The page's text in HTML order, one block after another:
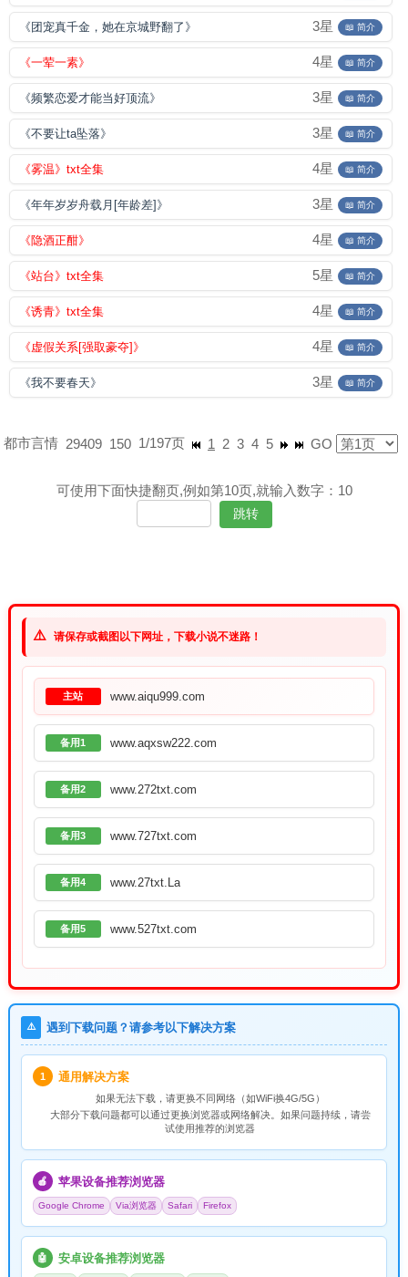
《团宠真千金，她在京城野翻了》 3星 📖 简介
《一荤一素》 4星 📖 简介
《频繁恋爱才能当好顶流》 3星 📖 简介
《不要让ta坠落》 3星 📖 简介
《雾温》txt全集 4星 📖 简介
《年年岁岁舟载月[年龄差]》 3星 📖 简介
《隐酒正酣》 4星 📖 简介
《站台》txt全集 5星 📖 简介
《诱青》txt全集 4星 📖 简介
《虚假关系[强取豪夺]》 4星 📖 简介
《我不要春天》 3星 📖 简介
都市言情 29409 150 1/197页 1 2 3 4 5 GO
可使用下面快捷翻页,例如第10页,就输入数字：10
⚠️ 请保存或截图以下网址，下载小说不迷路！
主站 www.aiqu999.com
备用1 www.aqxsw222.com
备用2 www.272txt.com
备用3 www.727txt.com
备用4 www.27txt.La
备用5 www.527txt.com
⚠️ 遇到下载问题？请参考以下解决方案
1 通用解决方案
如果无法下载，请更换不同网络（如WiFi换4G/5G）
大部分下载问题都可以通过更换浏览器或网络解决。如果问题持续，请尝
试使用推荐的浏览器
🍎 苹果设备推荐浏览器
Google Chrome Via浏览器 Safari Firefox
🤖 安卓设备推荐浏览器